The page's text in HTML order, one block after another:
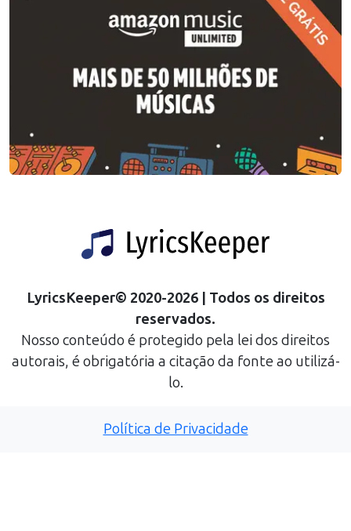
LyricsKeeper© 2020-2026| Todos os direitos
reservados.
Nosso conteúdo é protegido pela lei dos direitos
autorais, é obrigatória a citação da fonte ao utilizá-
lo.
Política de Privacidade